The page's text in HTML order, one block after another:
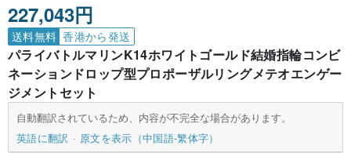
227,043円
送料無料 香港から発送
パライバトルマリンK14ホワイトゴールド結婚指輪コンビ
ネーションドロップ型プロポーザルリングメテオエンゲー
ジメントセット
自動翻訳されているため、内容が不完全な場合があります。
英語に翻訳
原文を表示（中国語-繁体字）